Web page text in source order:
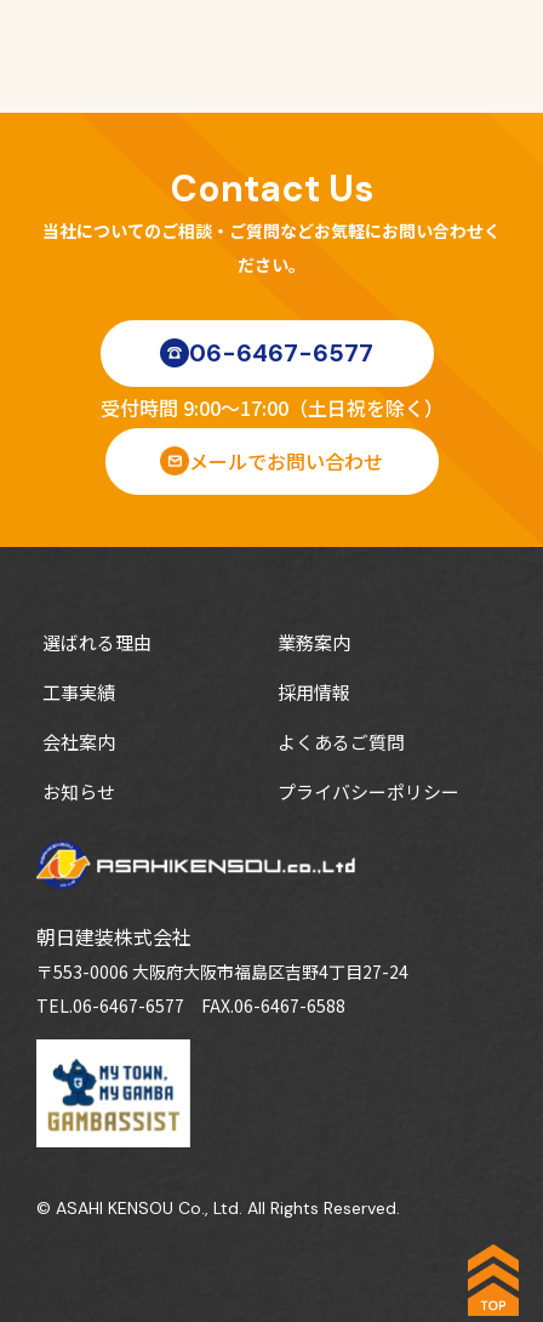
Contact Us
当社についてのご相談・ご質問などお気軽にお問い合わせく
ださい。
06-6467-6577
受付時間 9:00～17:00（土日祝を除く）
メールでお問い合わせ
選ばれる理由
業務案内
工事実績
採用情報
会社案内
よくあるご質問
お知らせ
プライバシーポリシー
朝日建装株式会社
〒553-0006 大阪府大阪市福島区吉野4丁目27-24
TEL.06-6467-6577 FAX.06-6467-6588
© ASAHI KENSOU Co., Ltd. All Rights Reserved.